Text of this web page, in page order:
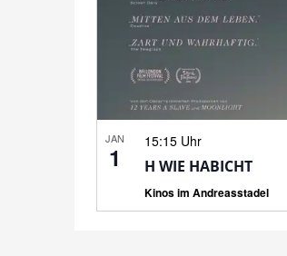
JAN
1
15:15 Uhr
H WIE HABICHT
Kinos im Andreasstadel